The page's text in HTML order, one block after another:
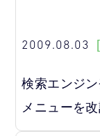
2009.08.03
検索エンジ
メニューを